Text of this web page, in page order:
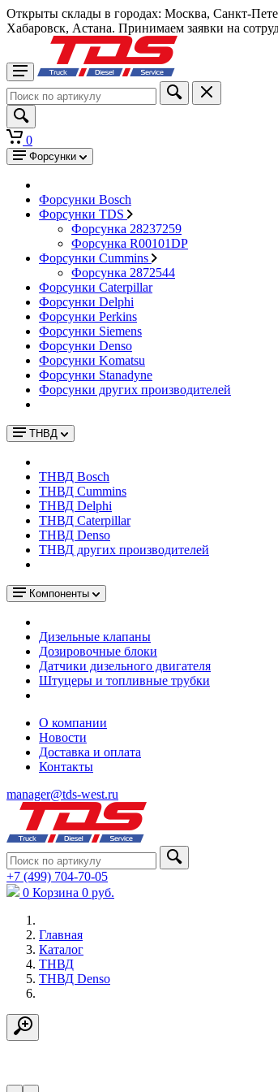
Открыты склады в городах: Москва, Санкт-
Хабаровск, Астана. Принимаем заявки на
0
Форсунки
Форсунки Bosch
Форсунки TDS
Форсунка 28237259
Форсунка R00101DP
Форсунки Cummins
Форсунка 2872544
Форсунки Caterpillar
Форсунки Delphi
Форсунки Perkins
Форсунки Siemens
Форсунки Denso
Форсунки Komatsu
Форсунки Stanadyne
Форсунки других производителей
ТНВД
ТНВД Bosch
ТНВД Cummins
ТНВД Delphi
ТНВД Caterpillar
ТНВД Denso
ТНВД других производителей
Компоненты
Дизельные клапаны
Дозировочные блоки
Датчики дизельного двигателя
Штуцеры и топливные трубки
О компании
Новости
Доставка и оплата
Контакты
manager@tds-west.ru
+7 (499) 704-70-05
0 Корзина 0 руб.
Главная
Каталог
ТНВД
ТНВД Denso